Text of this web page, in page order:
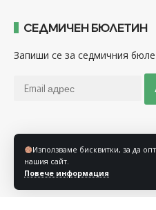
Използваме бисквитки, за да
нашия сайт.
Повече информация
СЕДМИЧЕН БЮЛЕТИН
Запиши се за седмичния